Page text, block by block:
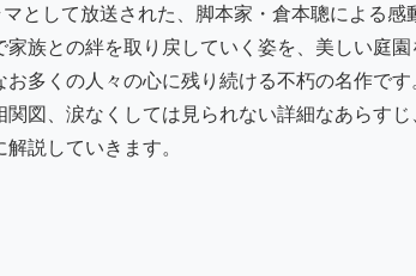
として放送された、脚本家・倉本聰による感
族との絆を取り戻していく姿を、美しい庭園
多くの人々の心に残り続ける不朽の名作です
図、涙なくしては見られない詳細なあらすじ
説していきます。